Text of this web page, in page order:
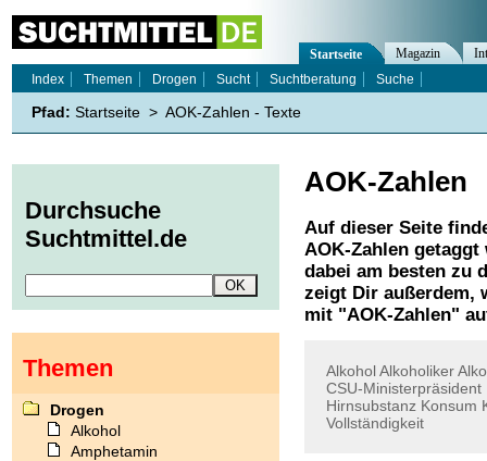
AOK-Zahlen
Auf dieser Seite
AOK-Zahlen getaggt
dabei am besten zu
zeigt Dir außerdem,
mit "AOK-Zahlen"
AlkoholAlkoholiker
CSU-Ministerpräsident
Hirnsubstanz Konsum
Vollständigkeit
Startseite Magazin
Index
Themen Drogen Sucht Suchtberatung Suche
Pfad: Startseite > AOK-Zahlen - Texte
Durchsuche
Suchtmittel.de
Themen
Drogen
Alkohol
Amphetamin